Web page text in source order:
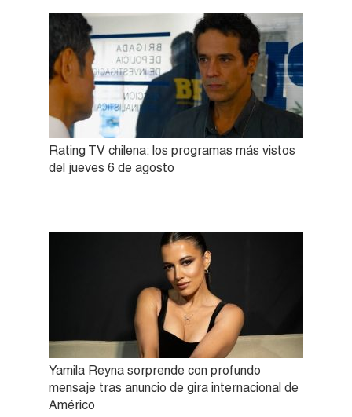
Rating TV chilena: los programas más vistos
del jueves 6 de agosto
Yamila Reyna sorprende con profundo
mensaje tras anuncio de gira internacional de
Américo